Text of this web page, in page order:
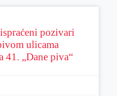
pozivari
ulicama
41. „Dane piva“